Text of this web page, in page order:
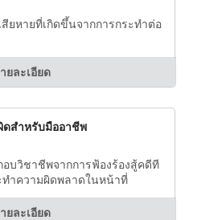
ยหายที่เกิดขึ้นจากการกระทำต่อ
ยละเอียด
ดสำหรับมืออาชีพ
บวิชาชีพจากการฟ้องร้องสู้คดีที
ทำความผิดพลาดในหน้าที่
ยละเอียด